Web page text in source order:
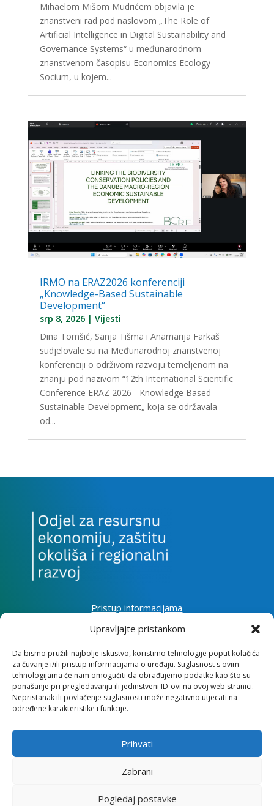
Upravljajte pristankom
Da bismo pružili najbolje iskustvo, koristimo tehnologije poput kolačića
za čuvanje i/ili pristup informacijama o uređaju. Suglasnost s ovim
tehnologijama će nam omogućiti da obrađujemo podatke kao što su
ponašanje pri pregledavanju ili jedinstveni ID-ovi na ovoj web stranici.
Nepristanak ili povlačenje suglasnosti može negativno utjecati na
određene karakteristike i funkcije.
Prihvati
Zabrani
Pogledaj postavke
Mihaelom Mišom Mudrićem objavila je
znanstveni rad pod naslovom „The Role of
Artificial Intelligence in Digital Sustainability and
Governance Systems“ u međunarodnom
znanstvenom časopisu Economics Ecology
Socium, u kojem...
IRMO na ERAZ2026 konferenciji
„Knowledge-Based Sustainable
Development“
srp 8, 2026| Vijesti
Dina Tomšić, Sanja Tišma i Anamarija Farkaš
sudjelovale su na Međunarodnoj znanstvenoj
konferenciji o održivom razvoju temeljenom na
znanju pod nazivom “12th International Scientific
Conference ERAZ 2026 - Knowledge Based
Sustainable Development„ koja se održavala
od...
Pristup informacijama
Izjava o pristupačnosti mrežnog sjedišta
Impressum
Informacije o kolačićima
Kontakt
Institut za razvoj i međunarodne odnose